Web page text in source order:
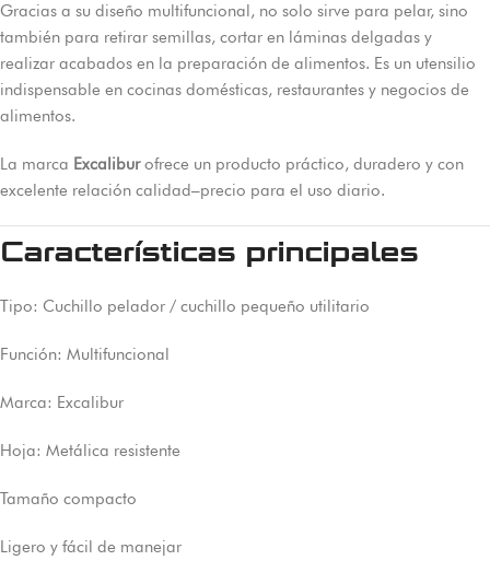
Gracias a su diseño multifuncional, no solo sirve para pelar, sino
también para retirar semillas, cortar en láminas delgadas y
realizar acabados en la preparación de alimentos. Es un utensilio
indispensable en cocinas domésticas, restaurantes y negocios de
alimentos.
La marca Excaliburofrece un producto práctico, duradero y con
excelente relación calidad–precio para el uso diario.
Características principales
Tipo: Cuchillo pelador / cuchillo pequeño utilitario
Función: Multifuncional
Marca: Excalibur
Hoja: Metálica resistente
Tamaño compacto
Ligero y fácil de manejar